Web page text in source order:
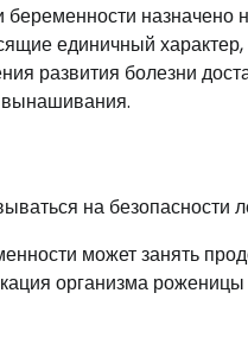
беременности
единичный
развития болезни
на безопасности
может занять
организма